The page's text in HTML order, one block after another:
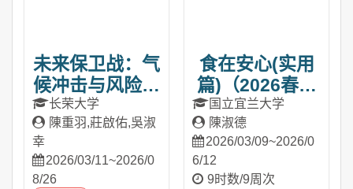
未来保卫战：气
候冲击与风险评
估(2026春季班)
长荣大学
陳重羽,莊啟佑,吳淑
幸
2026/03/11~2026/0
8/26
食在安心(实用
篇)（2026春季
班）
国立宜兰大学
陳淑德
2026/03/09~2026/0
6/12
9时数/9周次